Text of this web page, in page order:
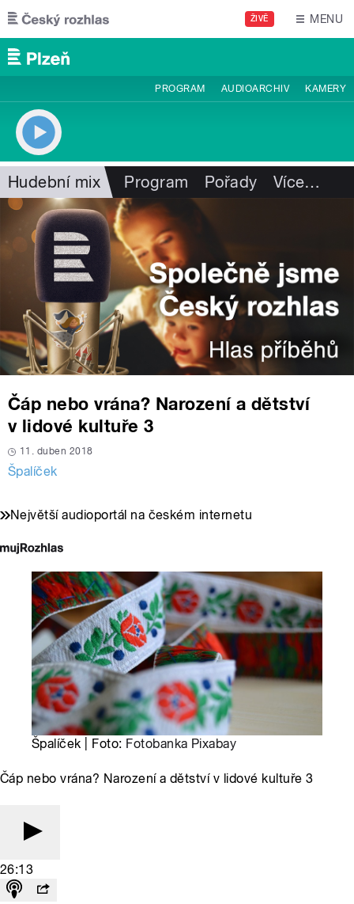
Přejít k hlavnímu obsahu
ŽIVĚ MENU
PROGRAM AUDIOARCHIV KAMERY
Hudební mix Program Pořady Více…
Čáp nebo vrána? Narození a dětství
v lidové kultuře 3
11. duben 2018
Špalíček
Největší audioportál na českém internetu
Špalíček | Foto: Fotobanka Pixabay
Čáp nebo vrána? Narození a dětství v lidové kultuře 3
26:13